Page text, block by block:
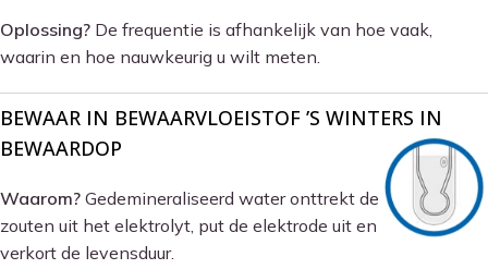
Oplossing? De frequentie is afhankelijk van hoe vaak,
waarin en hoe nauwkeurig u wilt meten.
BEWAAR IN BEWAARVLOEISTOF ’S WINTERS IN
BEWAARDOP
Waarom? Gedemineraliseerd water onttrekt de
zouten uit het elektrolyt, put de elektrode uit en
verkort de levensduur.